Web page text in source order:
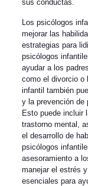
sus conductas.
Los psicólogos
mejorar las
estrategias para
psicólogos
ayudar a los
como el divorcio o
infantil también
y la prevención de
Esto puede incluir
trastorno mental,
el desarrollo de
psicólogos
asesoramiento a
manejar el estrés
esenciales para